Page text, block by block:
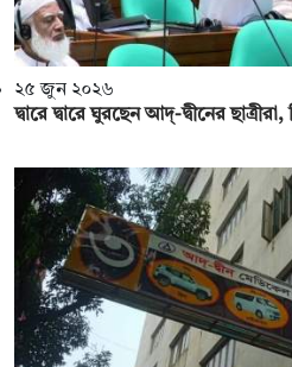
২৫ জুন ২০২৬
দ্বারে দ্বারে ঘুরছেন আদ্-দ্বীনের